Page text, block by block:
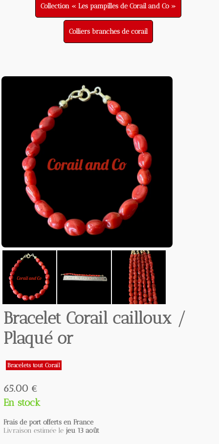
Collection « Les pampilles de Corail and Co »
Colliers branches de corail
Bracelet Corail cailloux /
Plaqué or
Bracelets tout Corail
65.00 €
En stock
Frais de port offerts en France
Livraison estimée le jeu 13 août